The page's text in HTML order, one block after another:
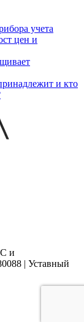
учета
цен и
и кто
и
| Уставный